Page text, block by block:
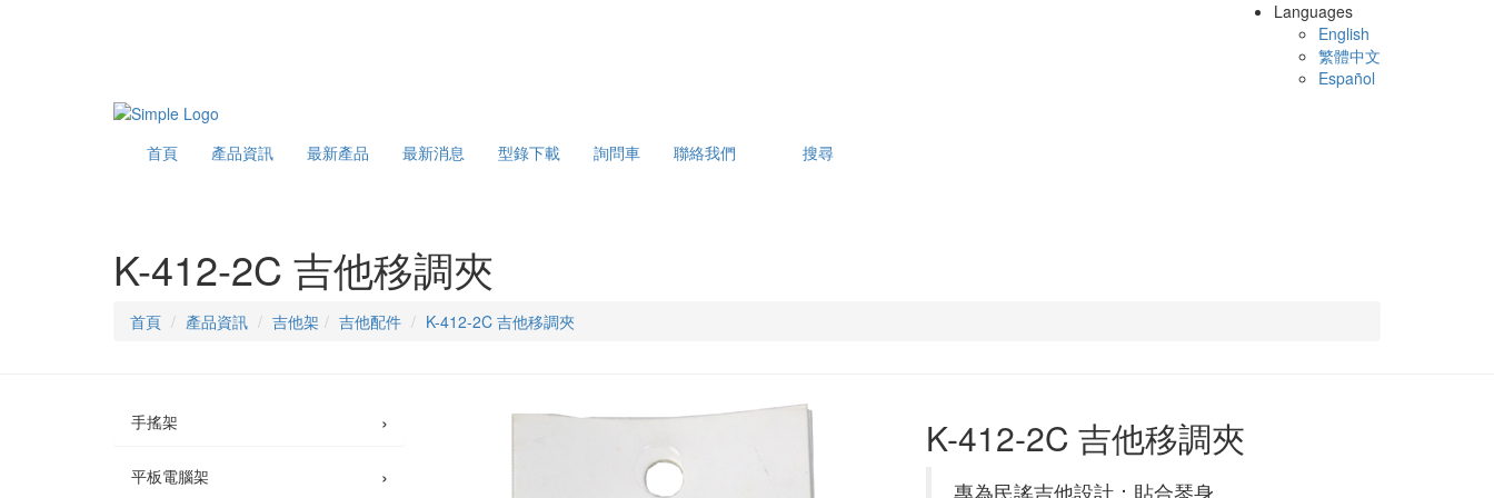
Languages
English
繁體中文
Español
首頁 產品資訊 最新產品 最新消息 型錄下載 詢問車 聯絡我們 搜尋
K-412-2C 吉他移調夾
首頁 產品資訊 吉他架 吉他配件 K-412-2C 吉他移調夾
K-412-2C 吉他移調夾
專為民謠吉他設計：貼合琴身。
手搖架 ›
平板電腦架 ›